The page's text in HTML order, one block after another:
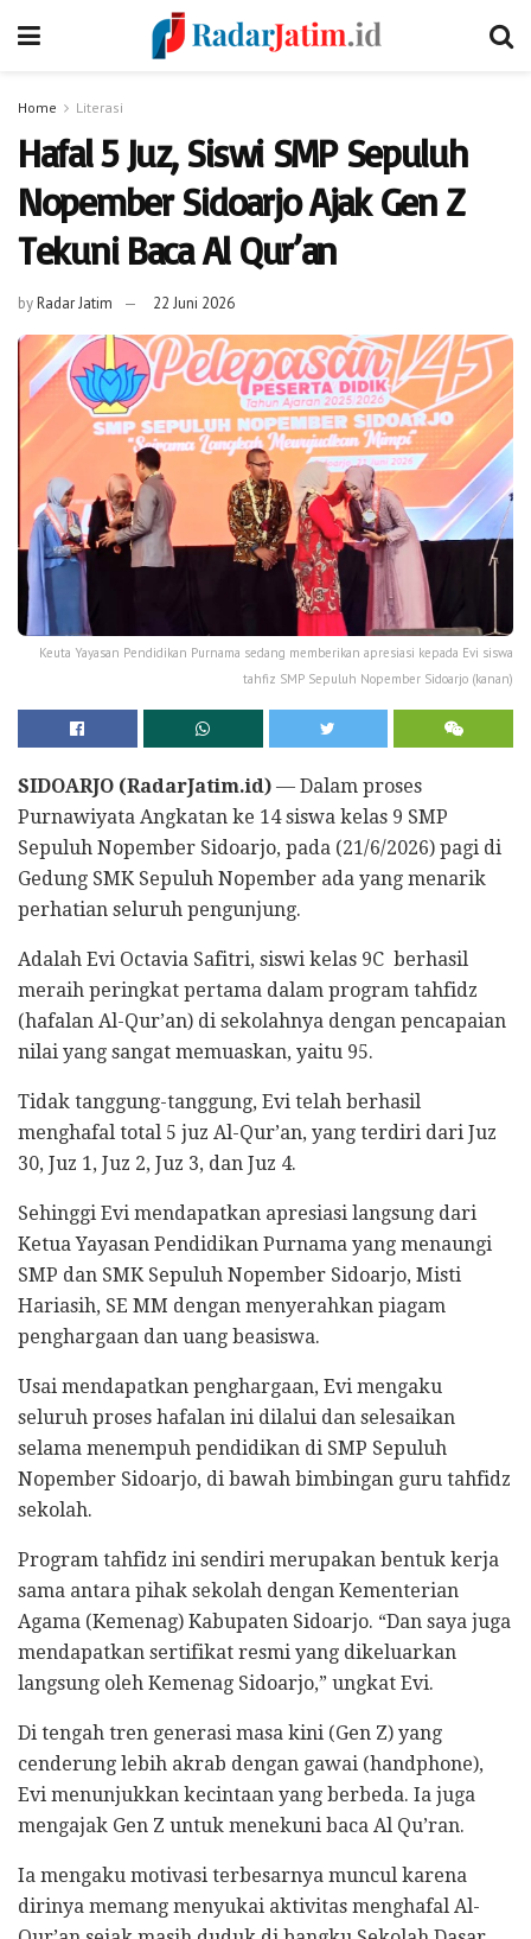
Home Literasi
Hafal 5 Juz, Siswi SMP Sepuluh
Nopember Sidoarjo Ajak Gen Z
Tekuni Baca Al Qur’an
byRadar Jatim 22 Juni 2026
Keuta Yayasan Pendidikan Purnama sedang memberikan apresiasi kepada Evi siswa
tahfiz SMP Sepuluh Nopember Sidoarjo (kanan)
SIDOARJO (RadarJatim.id) — Dalam proses
Purnawiyata Angkatan ke 14 siswa kelas 9 SMP
Sepuluh Nopember Sidoarjo, pada (21/6/2026) pagi di
Gedung SMK Sepuluh Nopember ada yang menarik
perhatian seluruh pengunjung.
Adalah Evi Octavia Safitri, siswi kelas 9C berhasil
meraih peringkat pertama dalam program tahfidz
(hafalan Al-Qur’an) di sekolahnya dengan pencapaian
nilai yang sangat memuaskan, yaitu 95.
Tidak tanggung-tanggung, Evi telah berhasil
menghafal total 5 juz Al-Qur’an, yang terdiri dari Juz
30, Juz 1, Juz 2, Juz 3, dan Juz 4.
Sehinggi Evi mendapatkan apresiasi langsung dari
Ketua Yayasan Pendidikan Purnama yang menaungi
SMP dan SMK Sepuluh Nopember Sidoarjo, Misti
Hariasih, SE MM dengan menyerahkan piagam
penghargaan dan uang beasiswa.
Usai mendapatkan penghargaan, Evi mengaku
seluruh proses hafalan ini dilalui dan selesaikan
selama menempuh pendidikan di SMP Sepuluh
Nopember Sidoarjo, di bawah bimbingan guru tahfidz
sekolah.
Program tahfidz ini sendiri merupakan bentuk kerja
sama antara pihak sekolah dengan Kementerian
Agama (Kemenag) Kabupaten Sidoarjo. “Dan saya juga
mendapatkan sertifikat resmi yang dikeluarkan
langsung oleh Kemenag Sidoarjo,” ungkat Evi.
Di tengah tren generasi masa kini (Gen Z) yang
cenderung lebih akrab dengan gawai (handphone),
Evi menunjukkan kecintaan yang berbeda. Ia juga
mengajak Gen Z untuk menekuni baca Al Qu’ran.
Ia mengaku motivasi terbesarnya muncul karena
dirinya memang menyukai aktivitas menghafal Al-